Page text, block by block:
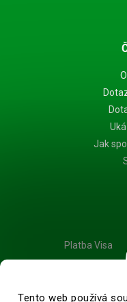
Tento web používá
Jak
Platba Visa